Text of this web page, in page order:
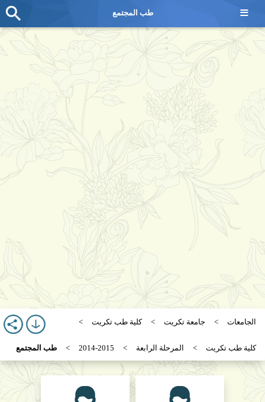
الجامعات جامعة تكريت كلية طب تكريت
كلية طب تكريت المرحلة الرابعة 2014-2015 طب المجتمع
≡ طب المجتمع